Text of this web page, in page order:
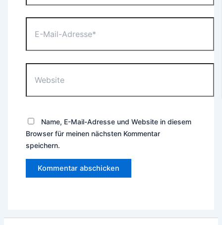
Mail-
Name, E-Mail-Adresse und Website in diesem
Browser für meinen nächsten Kommentar
speichern.